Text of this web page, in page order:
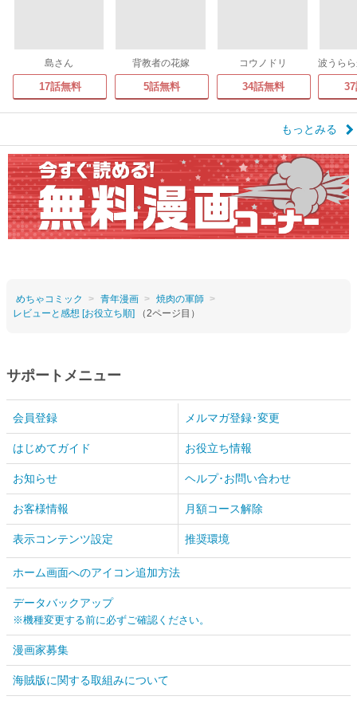
島さん
17話無料
背教者の花嫁
5話無料
コウノドリ
34話無料
もっとみる
めちゃコミック 青年漫画
焼肉の軍師
レビューと感想 [お役立ち順] （2ページ目）
サポートメニュー
会員登録 メルマガ登録･変更
はじめてガイド お役立ち情報
お知らせ ヘルプ･お問い合わせ
お客様情報 月額コース解除
表示コンテンツ設定 推奨環境
ホーム画面へのアイコン追加方法
データバックアップ
※機種変更する前に必ずご確認ください。
漫画家募集
海賊版に関する取組みについて